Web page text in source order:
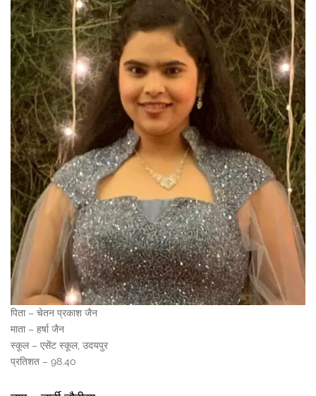
पिता – चेतन प्रकाश जैन
माता – हर्षा जैन
स्कूल – एसेंट स्कूल, उदयपुर
प्रतिशत – 98.40